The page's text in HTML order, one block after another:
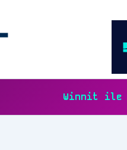
Winnit ile